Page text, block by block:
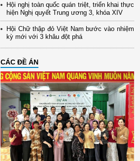
Hội nghị toàn quốc quán triệt, triển khai thực
hiện Nghị quyết Trung ương 3, khóa XIV
Hội Chữ thập đỏ Việt Nam bước vào nhiệm
kỳ mới với 3 khâu đột phá
CÁC ĐỀ ÁN